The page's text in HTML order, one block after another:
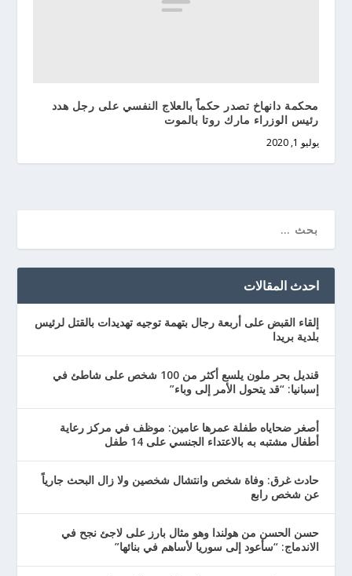
محكمة دانهاخ تصدر حكماً بالعلاج النفسي على رجل هدد
رئيس الوزراء مارك روتا بالموت
يوليو 1, 2020
احدث المقالات
إلقاء القبض على أربعة رجال بتهمة توجيه تهديدات بالقتل لرئيس
بلدية بريدا
قنديل بحر ملون يلسع أكثر من 100 شخص على شاطئ في
إسبانيا: “قد يتحول الأمر إلى وباء”
أصغر ضحاياه طفلة عمرها عامين: موظف في مركز رعاية
أطفال مشتبه به بالاعتداء الجنسي على 14 طفل
حادث غرق: وفاة شخص وانتشال شخصين ولا زال البحث جارياً
عن شخص رابع
حسن الحسن من هولندا وهو مثال بارز على لاجئ نجح في
الاندماج: “سأعود إلى سوريا لأساهم في بنائها”